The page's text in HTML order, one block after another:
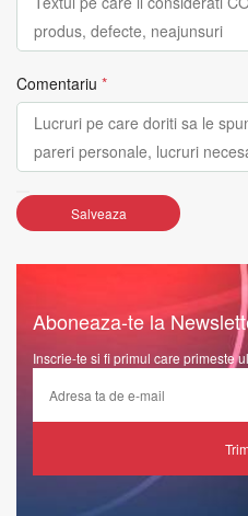
Comentariu *
Salveaza
Aboneaza-te la
Inscrie-te si fi primul care primeste